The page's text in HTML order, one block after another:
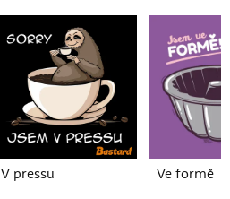
V pressu Ve formě